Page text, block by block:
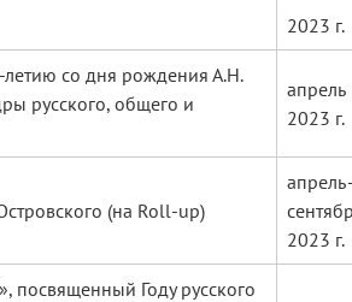
2023 г.
летию со дня рождения А.Н.
русского, общего и
апрель
2023 г.
(на Roll-up)
2023 г.
посвященный Году русского